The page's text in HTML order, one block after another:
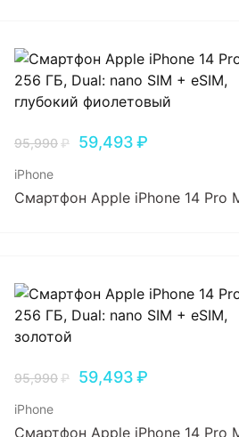
95,990₽ 59,493₽
iPhone
Смартфон Apple iPhone 14 Pro
95,990₽ 59,493₽
iPhone
Смартфон Apple iPhone 14 Pro